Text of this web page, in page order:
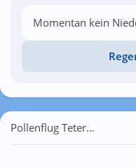
Momentan kein
Pollenflug Teterow